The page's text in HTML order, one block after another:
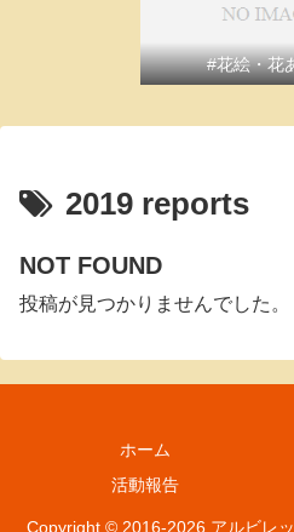
#花絵・花
2019 reports
NOT FOUND
投稿が見つかりませんでした。
ホーム
活動報告
Copyright © 2016-2026 アルビレ